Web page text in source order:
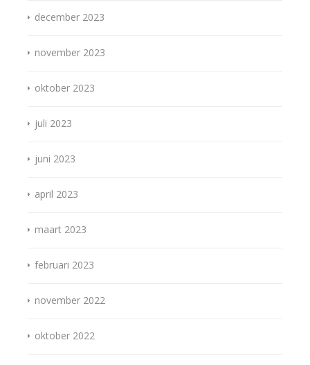
december 2023
november 2023
oktober 2023
juli 2023
juni 2023
april 2023
maart 2023
februari 2023
november 2022
oktober 2022